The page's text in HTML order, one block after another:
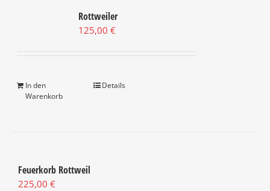
Rottweiler
125,00€
In den
Warenkorb
Details
Feuerkorb Rottweil
225,00 €